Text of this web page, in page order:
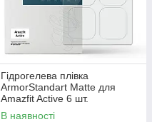
Гідрогелева плівка
ArmorStandart Matte для
Amazfit Active 6 шт.
(ARM91948)
В наявності